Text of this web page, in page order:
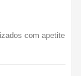
com apetite